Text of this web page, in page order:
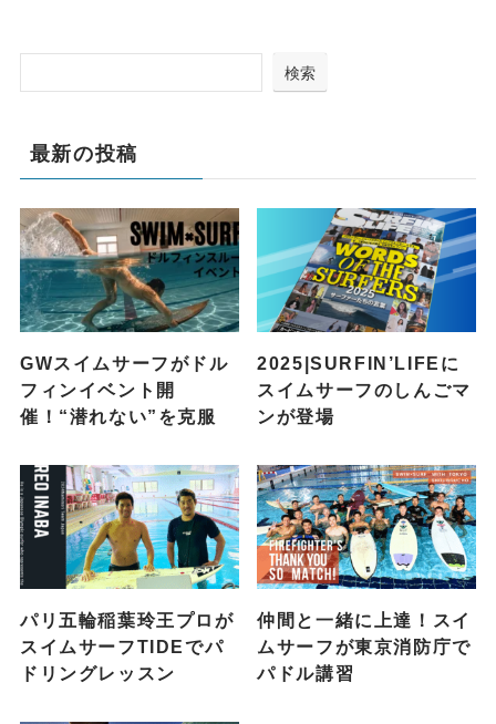
検索
最新の投稿
GWスイムサーフがドル
フィンイベント開
催！“潜れない”を克服
2025|SURFIN’LIFEに
スイムサーフのしんごマ
ンが登場
パリ五輪稲葉玲王プロが
スイムサーフTIDEでパ
ドリングレッスン
仲間と一緒に上達！スイ
ムサーフが東京消防庁で
パドル講習